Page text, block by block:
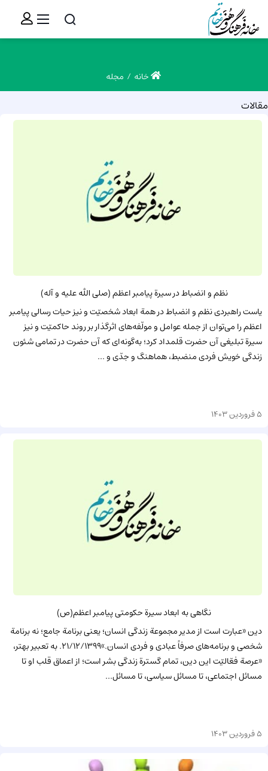
خانه مجله
مقالات
نظم و انضباط در سيرة پيامبر اعظم (صلی الله علیه و آله)
ياست راهبردى نظم و انضباط در همة ابعاد شخصيّت و نيز حيات رسالى پيامبر
اعظم را مى‌توان از جمله عوامل و مولّفه‌هاى اثرگذار بر روند حاكميّت و نيز
سيرة تبليغى آن حضرت قلمداد كرد؛ به‌گونه‌اى كه آن حضرت در تمامى شئون
زندگى خويش فردى منضبط، هماهنگ و جدّى و ...
5 فروردین 1403
نگاهی به ابعاد سیرة حکومتی پیامبر اعظم(ص)
دین «عبارت است از مدیر مجموعة زندگی انسان؛ یعنی برنامة جامع؛ نه برنامة
شخصی و برنامه‌های صرفاً عبادی و فردی انسان.»21/12/1399. به تعبیر بهتر،
«عرصة فعّالیّت این دین، تمام گسترة زندگی بشر است؛ از اعماق قلب او تا
مسائل اجتماعی، تا مسائل سیاسی، تا مسائل...
5 فروردین 1403